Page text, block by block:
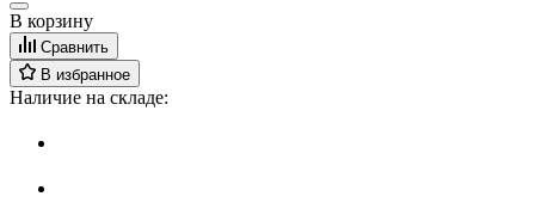
В корзину
Сравнить
В избранное
Наличие на складе: